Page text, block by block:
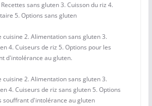
sans gluten 3. Cuisson du riz 4.
5. Options sans gluten
cuisine 2. Alimentation sans gluten 3.
4. Cuiseurs de riz 5. Options pour les
d'intolérance au gluten.
cuisine 2. Alimentation sans gluten 3.
4. Cuiseurs de riz sans gluten 5. Options
souffrant d'intolérance au gluten